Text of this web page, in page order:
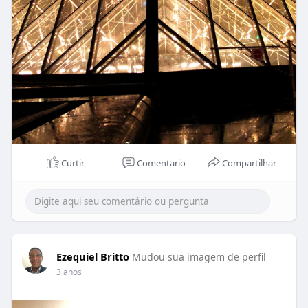
Curtir Comentario Compartilhar
Ezequiel Britto Mudou sua imagem de perfil
3 anos